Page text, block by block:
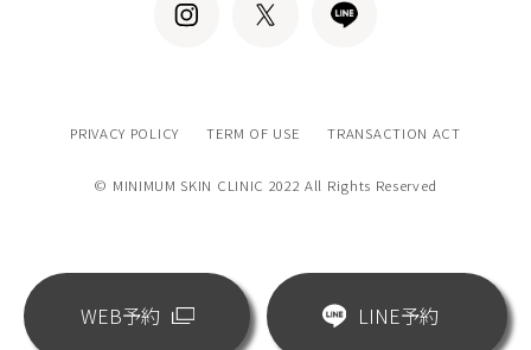
PRIVACY POLICY TERM OF USE TRANSACTION ACT
© MINIMUM SKIN CLINIC 2022 All Rights Reserved
WEB予約 LINE予約